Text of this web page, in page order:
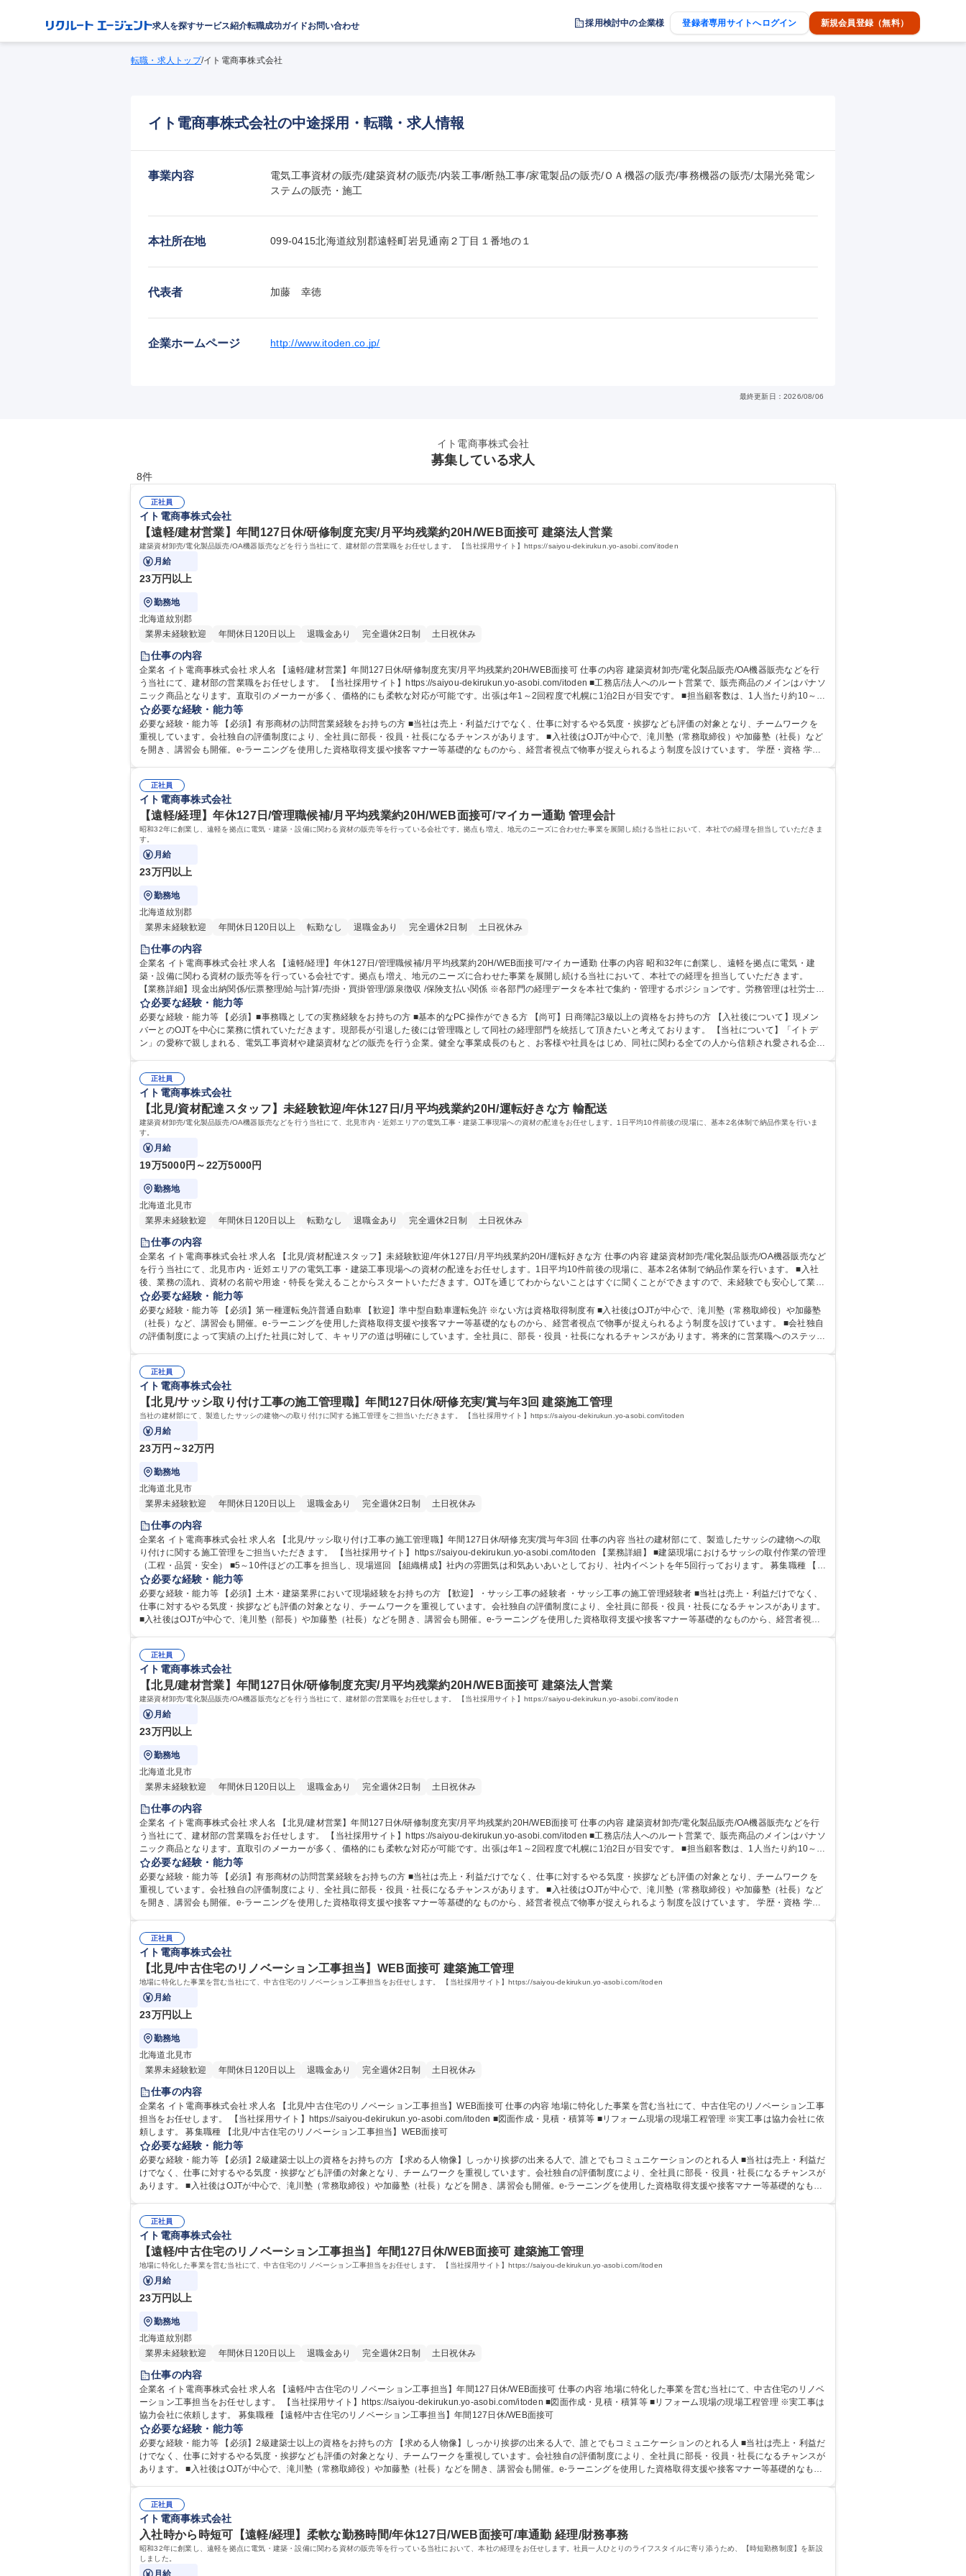
求人を探すサービス紹介転職成功ガイドお問い合わせ 採用検討中の企業様 登録者専用サイトへログイン 新規会員登録（無料）
転職・求人トップ/イト電商事株式会社
イト電商事株式会社の中途採用・転職・求人情報
事業内容
電気工事資材の販売/建築資材の販売/内装工事/断熱工事/家電製品の販売/ＯＡ機器の販売/事務機器の販売/太陽光発電シ
ステムの販売・施工
本社所在地 099-0415北海道紋別郡遠軽町岩見通南２丁目１番地の１
代表者 加藤　幸徳
企業ホームページ http://www.itoden.co.jp/
最終更新日：2026/08/06
イト電商事株式会社
募集している求人
8件
正社員
イト電商事株式会社
【遠軽/建材営業】年間127日休/研修制度充実/月平均残業約20H/WEB面接可 建築法人営業
建築資材卸売/電化製品販売/OA機器販売などを行う当社にて、建材部の営業職をお任せします。 【当社採用サイト】https://saiyou-dekirukun.yo-asobi.com/itoden
月給
23万円以上
勤務地
北海道紋別郡
業界未経験歓迎
年間休日120日以上 退職金あり 完全週休2日制 土日祝休み
仕事の内容
企業名 イト電商事株式会社 求人名 【遠軽/建材営業】年間127日休/研修制度充実/月平均残業約20H/WEB面接可 仕事の内容 建築資材卸売/電化製品販売/OA機器販売などを行
う当社にて、建材部の営業職をお任せします。 【当社採用サイト】https://saiyou-dekirukun.yo-asobi.com/itoden ■工務店/法人へのルート営業で、販売商品のメインはパナソ
ニック商品となります。直取引のメーカーが多く、価格的にも柔軟な対応が可能です。出張は年1～2回程度で札幌に1泊2日が目安です。 ■担当顧客数は、1人当たり約10～1
5社です。 ■入社後は配送業務を含め、まずは商材を覚えて頂きます。お客様との信頼関係を構築していきます。 募集職種 【遠軽/建材営業】年間127日休/研修制度充実/月平
均残業約20H/WEB面接可
必要な経験・能力等
必要な経験・能力等 【必須】有形商材の訪問営業経験をお持ちの方 ■当社は売上・利益だけでなく、仕事に対するやる気度・挨拶なども評価の対象となり、チームワークを
重視しています。会社独自の評価制度により、全社員に部長・役員・社長になるチャンスがあります。 ■入社後はOJTが中心で、滝川塾（常務取締役）や加藤塾（社長）など
を開き、講習会も開催。e-ラーニングを使用した資格取得支援や接客マナー等基礎的なものから、経営者視点で物事が捉えられるよう制度を設けています。 学歴・資格 学
正社員
イト電商事株式会社
【遠軽/経理】年休127日/管理職候補/月平均残業約20H/WEB面接可/マイカー通勤 管理会計
昭和32年に創業し、遠軽を拠点に電気・建築・設備に関わる資材の販売等を行っている会社です。拠点も増え、地元のニーズに合わせた事業を展開し続ける当社において、本社での経理を担当していただきま
す。
月給
23万円以上
勤務地
北海道紋別郡
業界未経験歓迎
年間休日120日以上 転勤なし 退職金あり 完全週休2日制 土日祝休み
仕事の内容
企業名 イト電商事株式会社 求人名 【遠軽/経理】年休127日/管理職候補/月平均残業約20H/WEB面接可/マイカー通勤 仕事の内容 昭和32年に創業し、遠軽を拠点に電気・建
築・設備に関わる資材の販売等を行っている会社です。拠点も増え、地元のニーズに合わせた事業を展開し続ける当社において、本社での経理を担当していただきます。
【業務詳細】現金出納関係/伝票整理/給与計算/売掛・買掛管理/源泉徴収 /保険支払い関係 ※各部門の経理データを本社で集約・管理するポジションです。労務管理は社労士が
対応しています。【働き方】残業はほとんどなく、基本的には定時で退勤できております。決算期の7月は残業も発生しますが、基本的には固定残業代20時間分に収まってお
ります。転勤もないため、生活基盤を整えたまま働くことができます。 募集職種 【遠軽/経理】年休127日/管理職候補/月平均残業約20H/WEB面接可/マイカー通勤
必要な経験・能力等
必要な経験・能力等 【必須】■事務職としての実務経験をお持ちの方 ■基本的なPC操作ができる方 【尚可】日商簿記3級以上の資格をお持ちの方 【入社後について】現メン
バーとのOJTを中心に業務に慣れていただきます。現部長が引退した後には管理職として同社の経理部門を統括して頂きたいと考えております。 【当社について】「イトデ
ン」の愛称で親しまれる、電気工事資材や建築資材などの販売を行う企業。健全な事業成長のもと、お客様や社員をはじめ、同社に関わる全ての人から信頼され愛される企業
正社員
イト電商事株式会社
【北見/資材配達スタッフ】未経験歓迎/年休127日/月平均残業約20H/運転好きな方 輸配送
建築資材卸売/電化製品販売/OA機器販売などを行う当社にて、北見市内・近郊エリアの電気工事・建築工事現場への資材の配達をお任せします。1日平均10件前後の現場に、基本2名体制で納品作業を行いま
す。
月給
19万5000円～22万5000円
勤務地
北海道北見市
業界未経験歓迎
年間休日120日以上 転勤なし 退職金あり 完全週休2日制 土日祝休み
仕事の内容
企業名 イト電商事株式会社 求人名 【北見/資材配達スタッフ】未経験歓迎/年休127日/月平均残業約20H/運転好きな方 仕事の内容 建築資材卸売/電化製品販売/OA機器販売など
を行う当社にて、北見市内・近郊エリアの電気工事・建築工事現場への資材の配達をお任せします。1日平均10件前後の現場に、基本2名体制で納品作業を行います。 ■入社
後、業務の流れ、資材の名前や用途・特長を覚えることからスタートいただきます。OJTを通じてわからないことはすぐに聞くことができますので、未経験でも安心して業務
に取り組んでください。【免許】入社後、AT限定の方はまずは限定解除から、MT可の方には準中型免許を取得いただきます。免許取得費用は会社で負担いたします。※使用
するトラックは主に2t車です。 募集職種 【北見/資材配達スタッフ】未経験歓迎/年休127日/月平均残業約20H/運転好きな方
必要な経験・能力等
必要な経験・能力等 【必須】第一種運転免許普通自動車 【歓迎】準中型自動車運転免許 ※ない方は資格取得制度有 ■入社後はOJTが中心で、滝川塾（常務取締役）や加藤塾
（社長）など、講習会も開催。e-ラーニングを使用した資格取得支援や接客マナー等基礎的なものから、経営者視点で物事が捉えられるよう制度を設けています。 ■会社独自
の評価制度によって実績の上げた社員に対して、キャリアの道は明確にしています。全社員に、部長・役員・社長になれるチャンスがあります。将来的に営業職へのステップ
正社員
イト電商事株式会社
【北見/サッシ取り付け工事の施工管理職】年間127日休/研修充実/賞与年3回 建築施工管理
当社の建材部にて、製造したサッシの建物への取り付けに関する施工管理をご担当いただきます。 【当社採用サイト】https://saiyou-dekirukun.yo-asobi.com/itoden
月給
23万円～32万円
勤務地
北海道北見市
業界未経験歓迎
年間休日120日以上 退職金あり 完全週休2日制 土日祝休み
仕事の内容
企業名 イト電商事株式会社 求人名 【北見/サッシ取り付け工事の施工管理職】年間127日休/研修充実/賞与年3回 仕事の内容 当社の建材部にて、製造したサッシの建物への取
り付けに関する施工管理をご担当いただきます。 【当社採用サイト】https://saiyou-dekirukun.yo-asobi.com/itoden 【業務詳細】 ■建築現場におけるサッシの取付作業の管理
（工程・品質・安全） ■5～10件ほどの工事を担当し、現場巡回 【組織構成】社内の雰囲気は和気あいあいとしており、社内イベントを年5回行っております。 募集職種 【北
見/サッシ取り付け工事の施工管理職】年間127日休/研修充実/賞与年3回
必要な経験・能力等
必要な経験・能力等 【必須】土木・建築業界において現場経験をお持ちの方 【歓迎】・サッシ工事の経験者 ・サッシ工事の施工管理経験者 ■当社は売上・利益だけでなく、
仕事に対するやる気度・挨拶なども評価の対象となり、チームワークを重視しています。会社独自の評価制度により、全社員に部長・役員・社長になるチャンスがあります。
■入社後はOJTが中心で、滝川塾（部長）や加藤塾（社長）などを開き、講習会も開催。e-ラーニングを使用した資格取得支援や接客マナー等基礎的なものから、経営者視点
正社員
イト電商事株式会社
【北見/建材営業】年間127日休/研修制度充実/月平均残業約20H/WEB面接可 建築法人営業
建築資材卸売/電化製品販売/OA機器販売などを行う当社にて、建材部の営業職をお任せします。 【当社採用サイト】https://saiyou-dekirukun.yo-asobi.com/itoden
月給
23万円以上
勤務地
北海道北見市
業界未経験歓迎
年間休日120日以上 退職金あり 完全週休2日制 土日祝休み
仕事の内容
企業名 イト電商事株式会社 求人名 【北見/建材営業】年間127日休/研修制度充実/月平均残業約20H/WEB面接可 仕事の内容 建築資材卸売/電化製品販売/OA機器販売などを行
う当社にて、建材部の営業職をお任せします。 【当社採用サイト】https://saiyou-dekirukun.yo-asobi.com/itoden ■工務店/法人へのルート営業で、販売商品のメインはパナソ
ニック商品となります。直取引のメーカーが多く、価格的にも柔軟な対応が可能です。出張は年1～2回程度で札幌に1泊2日が目安です。 ■担当顧客数は、1人当たり約10～1
5社です。 ■入社後は配送業務を含め、まずは商材を覚えて頂きます。お客様との信頼関係を構築していきます。 募集職種 【北見/建材営業】年間127日休/研修制度充実/月平
均残業約20H/WEB面接可
必要な経験・能力等
必要な経験・能力等 【必須】有形商材の訪問営業経験をお持ちの方 ■当社は売上・利益だけでなく、仕事に対するやる気度・挨拶なども評価の対象となり、チームワークを
重視しています。会社独自の評価制度により、全社員に部長・役員・社長になるチャンスがあります。 ■入社後はOJTが中心で、滝川塾（常務取締役）や加藤塾（社長）など
を開き、講習会も開催。e-ラーニングを使用した資格取得支援や接客マナー等基礎的なものから、経営者視点で物事が捉えられるよう制度を設けています。 学歴・資格 学
正社員
イト電商事株式会社
【北見/中古住宅のリノベーション工事担当】WEB面接可 建築施工管理
地場に特化した事業を営む当社にて、中古住宅のリノベーション工事担当をお任せします。 【当社採用サイト】https://saiyou-dekirukun.yo-asobi.com/itoden
月給
23万円以上
勤務地
北海道北見市
業界未経験歓迎
年間休日120日以上 退職金あり 完全週休2日制 土日祝休み
仕事の内容
企業名 イト電商事株式会社 求人名 【北見/中古住宅のリノベーション工事担当】WEB面接可 仕事の内容 地場に特化した事業を営む当社にて、中古住宅のリノベーション工事
担当をお任せします。 【当社採用サイト】https://saiyou-dekirukun.yo-asobi.com/itoden ■図面作成・見積・積算等 ■リフォーム現場の現場工程管理 ※実工事は協力会社に依
頼します。 募集職種 【北見/中古住宅のリノベーション工事担当】WEB面接可
必要な経験・能力等
必要な経験・能力等 【必須】2級建築士以上の資格をお持ちの方 【求める人物像】しっかり挨拶の出来る人で、誰とでもコミュニケーションのとれる人 ■当社は売上・利益だ
けでなく、仕事に対するやる気度・挨拶なども評価の対象となり、チームワークを重視しています。会社独自の評価制度により、全社員に部長・役員・社長になるチャンスが
あります。 ■入社後はOJTが中心で、滝川塾（常務取締役）や加藤塾（社長）などを開き、講習会も開催。e-ラーニングを使用した資格取得支援や接客マナー等基礎的なもの
正社員
イト電商事株式会社
【遠軽/中古住宅のリノベーション工事担当】年間127日休/WEB面接可 建築施工管理
地場に特化した事業を営む当社にて、中古住宅のリノベーション工事担当をお任せします。 【当社採用サイト】https://saiyou-dekirukun.yo-asobi.com/itoden
月給
23万円以上
勤務地
北海道紋別郡
業界未経験歓迎
年間休日120日以上 退職金あり 完全週休2日制 土日祝休み
仕事の内容
企業名 イト電商事株式会社 求人名 【遠軽/中古住宅のリノベーション工事担当】年間127日休/WEB面接可 仕事の内容 地場に特化した事業を営む当社にて、中古住宅のリノベ
ーション工事担当をお任せします。 【当社採用サイト】https://saiyou-dekirukun.yo-asobi.com/itoden ■図面作成・見積・積算等 ■リフォーム現場の現場工程管理 ※実工事は
協力会社に依頼します。 募集職種 【遠軽/中古住宅のリノベーション工事担当】年間127日休/WEB面接可
必要な経験・能力等
必要な経験・能力等 【必須】2級建築士以上の資格をお持ちの方 【求める人物像】しっかり挨拶の出来る人で、誰とでもコミュニケーションのとれる人 ■当社は売上・利益だ
けでなく、仕事に対するやる気度・挨拶なども評価の対象となり、チームワークを重視しています。会社独自の評価制度により、全社員に部長・役員・社長になるチャンスが
あります。 ■入社後はOJTが中心で、滝川塾（常務取締役）や加藤塾（社長）などを開き、講習会も開催。e-ラーニングを使用した資格取得支援や接客マナー等基礎的なもの
正社員
イト電商事株式会社
入社時から時短可【遠軽/経理】柔軟な勤務時間/年休127日/WEB面接可/車通勤 経理/財務事務
昭和32年に創業し、遠軽を拠点に電気・建築・設備に関わる資材の販売等を行っている当社において、本社の経理をお任せします。社員一人ひとりのライフスタイルに寄り添うため、【時短勤務制度】を新設
しました。
月給